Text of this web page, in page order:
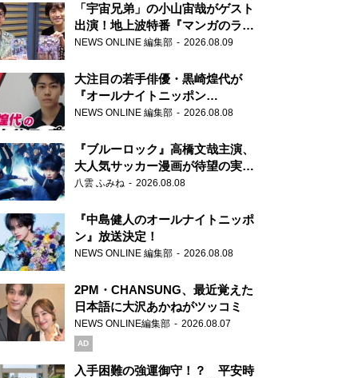
「宇宙兄弟」の小山宙哉がゲスト
出演！地上波特番『マンガのラジ
オ 宇宙兄弟スペシャル 』
NEWS ONLINE 編集部 2026.08.09
大注目の若手俳優・黒崎煌代が
『オールナイトニッポン
0(ZERO)』に初登場「今からとて
NEWS ONLINE 編集部 2026.08.08
『ブルーロック』高橋文哉主演、
大人気サッカー漫画が待望の実写
映画に
八雲 ふみね 2026.08.08
『中島健人のオールナイトニッポ
ン』放送決定！
NEWS ONLINE 編集部 2026.08.08
2PM・CHANSUNG、最近覚えた
日本語に大沢あかねがツッコミ
NEWS ONLINE編集部 2026.08.07
AD
入手困難の強運御守！？ 平安時